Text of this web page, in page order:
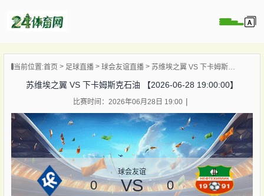
播
播
播
当前位置:首页 足球直播 球会友谊直播 苏维埃之翼 VS 下卡姆斯克石油 【2026-06-28 19:00:00】
苏维埃之翼 VS 下卡姆斯克石油 【2026-06-28 19:00:00】
比赛时间：2026年06月28日 19:00
球会友谊
0 VS 0